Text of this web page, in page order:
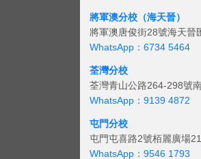
將軍澳分校（海天晉）
將軍澳唐俊街28號海天晉
WhatsApp：6734 5464
荃灣分校
荃灣青山公路264-298號
WhatsApp：9139 4872
屯門分校
屯門屯喜路2號栢麗廣場
WhatsApp：9546 1793